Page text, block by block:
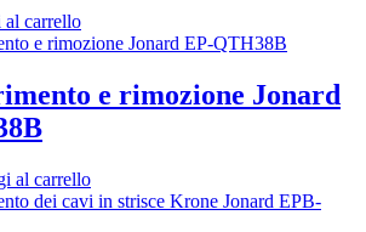
carrello
e rimozione Jonard
al carrello